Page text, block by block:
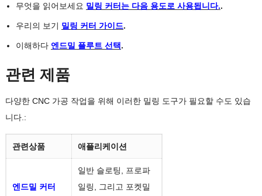
무엇을 읽어보세요 밀링 커터는 다음 용도로 사용됩니다..
우리의 보기 밀링 커터 가이드.
이해하다 엔드밀 플루트 선택.
관련 제품
다양한 CNC 가공 작업을 위해 이러한 밀링 도구가 필요할 수도 있습
니다.:
관련상품 애플리케이션
엔드밀 커터
일반 슬로팅, 프로파
일링, 그리고 포켓밀